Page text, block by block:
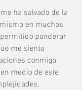
ha salvado de la
en muchos
ponderar
me siento
conmigo
medio de este